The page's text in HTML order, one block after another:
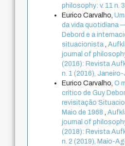
philosophy: v. 11 n.
Eurico Carvalho,
da vida quotidiana
Debord e a
situacionista ,
journal of
(2016): Revista
n. 1 (2016),
Eurico Carvalho,O
crítico de Guy
revisitação
Maio de 1968
,
journal of
(2018): Revista
n. 2 (2019), Maio-